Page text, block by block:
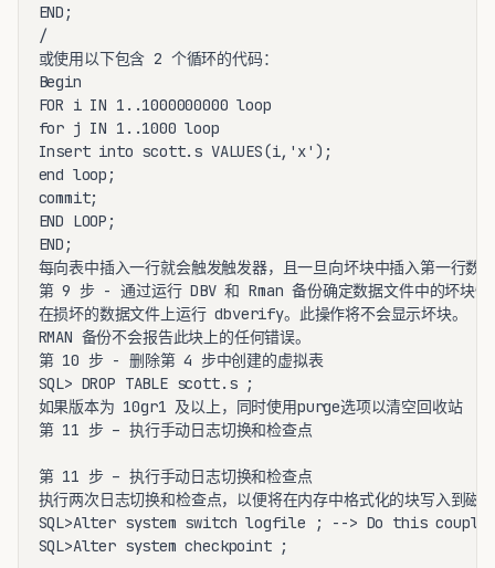
END;
/
或使用以下包含 2 个循环的代码：
Begin
FOR i IN 1..1000000000 loop
for j IN 1..1000 loop
Insert into scott.s VALUES(i,'x');
end loop;
commit;
END LOOP;
END;
每向表中插入一行就会触发触发器，且一旦向坏块中插入第一行数
第 9 步 - 通过运行 DBV 和 Rman 备份确定数据文件中的坏块情
在损坏的数据文件上运行 dbverify。此操作将不会显示坏块。
RMAN 备份不会报告此块上的任何错误。
第 10 步 - 删除第 4 步中创建的虚拟表
SQL> DROP TABLE scott.s ;
如果版本为 10gr1 及以上，同时使用purge选项以清空回收站
第 11 步 – 执行手动日志切换和检查点
第 11 步 – 执行手动日志切换和检查点
执行两次日志切换和检查点，以便将在内存中格式化的块写入到
SQL>Alter system switch logfile ; --> Do this
SQL>Alter system checkpoint ;